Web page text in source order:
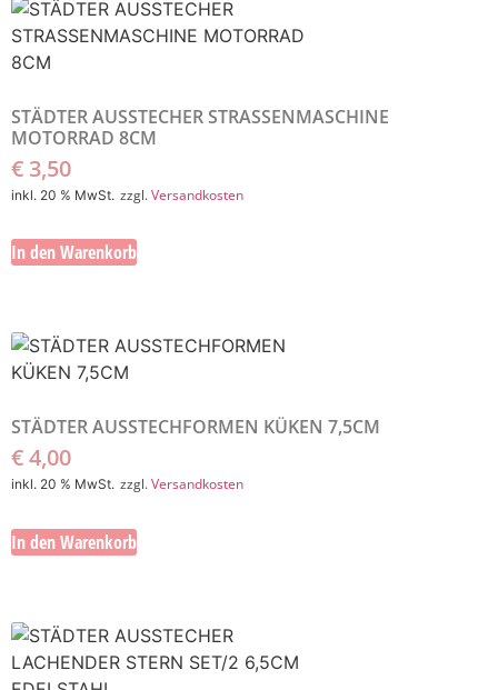
STÄDTER AUSSTECHER STRASSENMASCHINE
MOTORRAD 8CM
€ 3,50
inkl. 20 % MwSt. zzgl.Versandkosten
In den Warenkorb
STÄDTER AUSSTECHFORMEN KÜKEN 7,5CM
€4,00
inkl. 20 % MwSt. zzgl.Versandkosten
In den Warenkorb